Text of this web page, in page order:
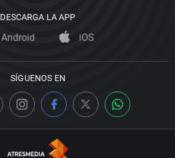
DESCARGA LA APP
Android iOS
SÍGUENOS EN